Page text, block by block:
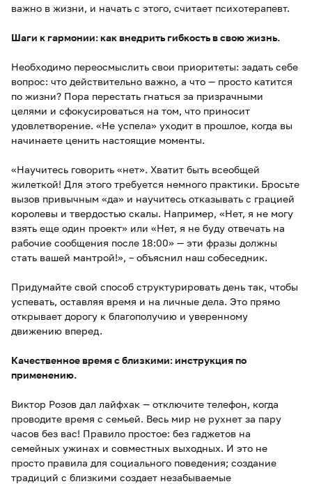
важно в жизни, и начать с этого, считает психотерапевт.
Шаги к гармонии: как внедрить гибкость в свою жизнь.
Необходимо переосмыслить свои приоритеты: задать себе
вопрос: что действительно важно, а что — просто катится
по жизни? Пора перестать гнаться за призрачными
целями и сфокусироваться на том, что приносит
удовлетворение. «Не успела» уходит в прошлое, когда вы
начинаете ценить настоящие моменты.
«Научитесь говорить «нет». Хватит быть всеобщей
жилеткой! Для этого требуется немного практики. Бросьте
вызов привычным «да» и научитесь отказывать с грацией
королевы и твердостью скалы. Например, «Нет, я не могу
взять еще один проект» или «Нет, я не буду отвечать на
рабочие сообщения после 18:00» — эти фразы должны
стать вашей мантрой!», – объяснил наш собеседник.
Придумайте свой способ структурировать день так, чтобы
успевать, оставляя время и на личные дела. Это прямо
открывает дорогу к благополучию и уверенному
движению вперед.
Качественное время с близкими: инструкция по
применению.
Виктор Розов дал лайфхак — отключите телефон, когда
проводите время с семьей. Весь мир не рухнет за пару
часов без вас! Правило простое: без гаджетов на
семейных ужинах и совместных выходных. И это не
просто правила для социального поведения; создание
традиций с близкими создает незабываемые